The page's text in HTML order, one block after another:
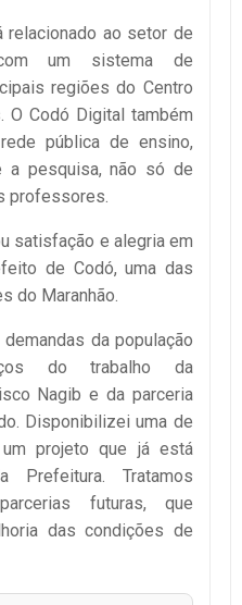
ao setor de
um sistema de
regiões do Centro
O Codó Digital também
pública de ensino,
a pesquisa, não só de
professores.
satisfação e alegria em
de Codó, uma das
do Maranhão.
da população
do trabalho da
Nagib e da parceria
Disponibilizei uma de
projeto que já está
Prefeitura. Tratamos
futuras, que
das condições de